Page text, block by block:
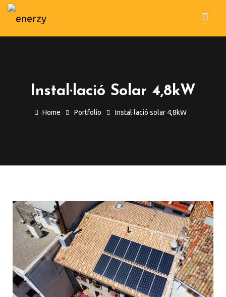
Instal·lació Solar 4,8kW
Home Portfolio Instal·lació solar 4,8kW